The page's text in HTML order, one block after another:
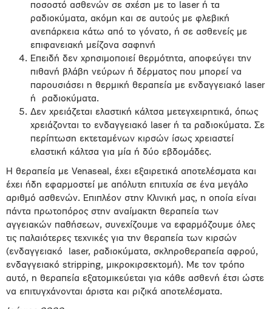
ποσοστό ασθενών σε σχέση με το laser ή τα
ραδιοκύματα, ακόμη και σε αυτούς με φλεβική
ανεπάρκεια κάτω από το γόνατο, ή σε ασθενείς με
επιφανειακή μείζονα σαφηνή
Επειδή δεν χρησιμοποιεί θερμότητα, αποφεύγει την
πιθανή βλάβη νεύρων ή δέρματος που μπορεί να
παρουσιάσει η θερμική θεραπεία με ενδαγγειακό laser
ή
ραδιοκύματα.
Δεν χρειάζεται ελαστική κάλτσα μετεγχειρητικά, όπως
χρειάζονται το ενδαγγειακό laser ή τα ραδιοκύματα. Σε
περίπτωση εκτεταμένων κιρσών ίσως χρειαστεί
ελαστική κάλτσα για μία ή δύο εβδομάδες.
Η θεραπεία με Venaseal, έχει εξαιρετικά αποτελέσματα και
έχει ήδη εφαρμοστεί με απόλυτη επιτυχία σε ένα μεγάλο
αριθμό ασθενών. Επιπλέον στην Κλινική μας, η οποία είναι
πάντα πρωτοπόρος στην αναίμακτη θεραπεία των
αγγειακών παθήσεων, συνεχίζουμε να εφαρμόζουμε όλες
τις παλαιότερες τεχνικές για την θεραπεία των κιρσών
(ενδαγγειακό
laser, ραδιοκύματα, σκληροθεραπεία αφρού,
ενδαγγειακό stripping, μικροκιρσεκτομή). Με τον τρόπο
αυτό, η θεραπεία εξατομικεύεται για κάθε ασθενή έτσι ώστε
να επιτυγχάνονται άριστα και ριζικά αποτελέσματα.